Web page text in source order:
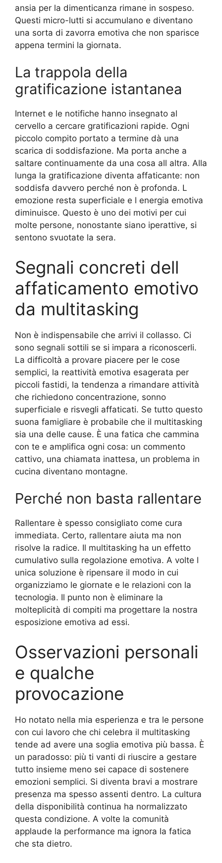
ansia per la dimenticanza rimane in sospeso.
Questi micro-lutti si accumulano e diventano
una sorta di zavorra emotiva che non sparisce
appena termini la giornata.
La trappola della
gratificazione istantanea
Internet e le notifiche hanno insegnato al
cervello a cercare gratificazioni rapide. Ogni
piccolo compito portato a termine dà una
scarica di soddisfazione. Ma porta anche a
saltare continuamente da una cosa all altra. Alla
lunga la gratificazione diventa affaticante: non
soddisfa davvero perché non è profonda. L
emozione resta superficiale e l energia emotiva
diminuisce. Questo è uno dei motivi per cui
molte persone, nonostante siano iperattive, si
sentono svuotate la sera.
Segnali concreti dell
affaticamento emotivo
da multitasking
Non è indispensabile che arrivi il collasso. Ci
sono segnali sottili se si impara a riconoscerli.
La difficoltà a provare piacere per le cose
semplici, la reattività emotiva esagerata per
piccoli fastidi, la tendenza a rimandare attività
che richiedono concentrazione, sonno
superficiale e risvegli affaticati. Se tutto questo
suona famigliare è probabile che il multitasking
sia una delle cause. È una fatica che cammina
con te e amplifica ogni cosa: un commento
cattivo, una chiamata inattesa, un problema in
cucina diventano montagne.
Perché non basta rallentare
Rallentare è spesso consigliato come cura
immediata. Certo, rallentare aiuta ma non
risolve la radice. Il multitasking ha un effetto
cumulativo sulla regolazione emotiva. A volte l
unica soluzione è ripensare il modo in cui
organizziamo le giornate e le relazioni con la
tecnologia. Il punto non è eliminare la
molteplicità di compiti ma progettare la nostra
esposizione emotiva ad essi.
Osservazioni personali
e qualche
provocazione
Ho notato nella mia esperienza e tra le persone
con cui lavoro che chi celebra il multitasking
tende ad avere una soglia emotiva più bassa. È
un paradosso: più ti vanti di riuscire a gestare
tutto insieme meno sei capace di sostenere
emozioni semplici. Si diventa bravi a mostrare
presenza ma spesso assenti dentro. La cultura
della disponibilità continua ha normalizzato
questa condizione. A volte la comunità
applaude la performance ma ignora la fatica
che sta dietro.